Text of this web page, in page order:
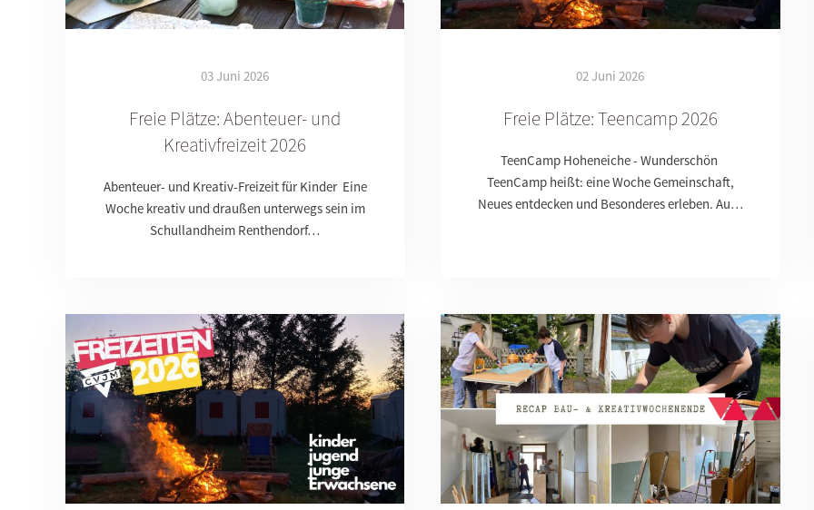
03 Juni 2026
Freie Plätze: Abenteuer- und
Kreativfreizeit 2026
Abenteuer- und Kreativ-Freizeit für Kinder Eine
Woche kreativ und draußen unterwegs sein im
Schullandheim Renthendorf…
02 Juni 2026
Freie Plätze: Teencamp 2026
TeenCamp Hoheneiche - Wunderschön
TeenCamp heißt: eine Woche Gemeinschaft,
Neues entdecken und Besonderes erleben. Au…